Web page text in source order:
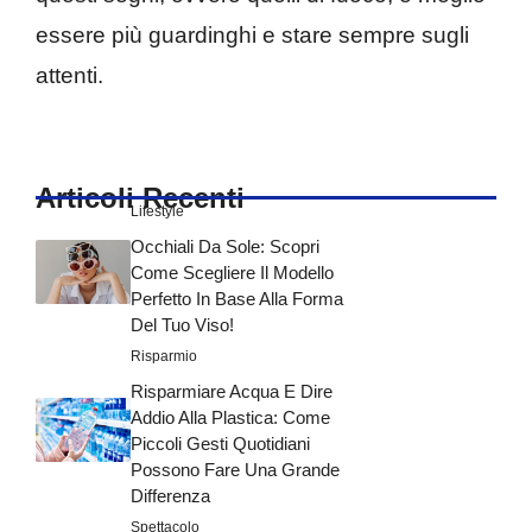
essere più guardinghi e stare sempre sugli
attenti.
Articoli Recenti
Lifestyle
Occhiali Da Sole: Scopri
Come Scegliere Il Modello
Perfetto In Base Alla Forma
Del Tuo Viso!
Risparmio
Risparmiare Acqua E Dire
Addio Alla Plastica: Come
Piccoli Gesti Quotidiani
Possono Fare Una Grande
Differenza
Spettacolo